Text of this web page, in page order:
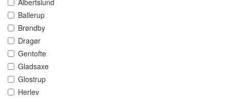
Albertslund
Ballerup
Brøndby
Dragør
Gentofte
Gladsaxe
Glostrup
Herlev